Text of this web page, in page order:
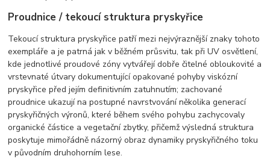
Proudnice / tekoucí struktura pryskyřice
Tekoucí struktura pryskyřice patří mezi nejvýraznější znaky tohoto
exempláře a je patrná jak v běžném průsvitu, tak při UV osvětlení,
kde jednotlivé proudové zóny vytvářejí dobře čitelné obloukovité a
vrstevnaté útvary dokumentující opakované pohyby viskózní
pryskyřice před jejím definitivním zatuhnutím; zachované
proudnice ukazují na postupné navrstvování několika generací
pryskyřičných výronů, které během svého pohybu zachycovaly
organické částice a vegetační zbytky, přičemž výsledná struktura
poskytuje mimořádně názorný obraz dynamiky pryskyřičného toku
v původním druhohorním lese.